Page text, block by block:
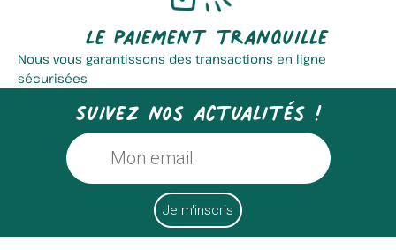
Le paiement tranquille
Nous vous garantissons des transactions en ligne
sécurisées
Suivez nos actualités !